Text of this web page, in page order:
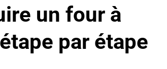
un four à
par étape